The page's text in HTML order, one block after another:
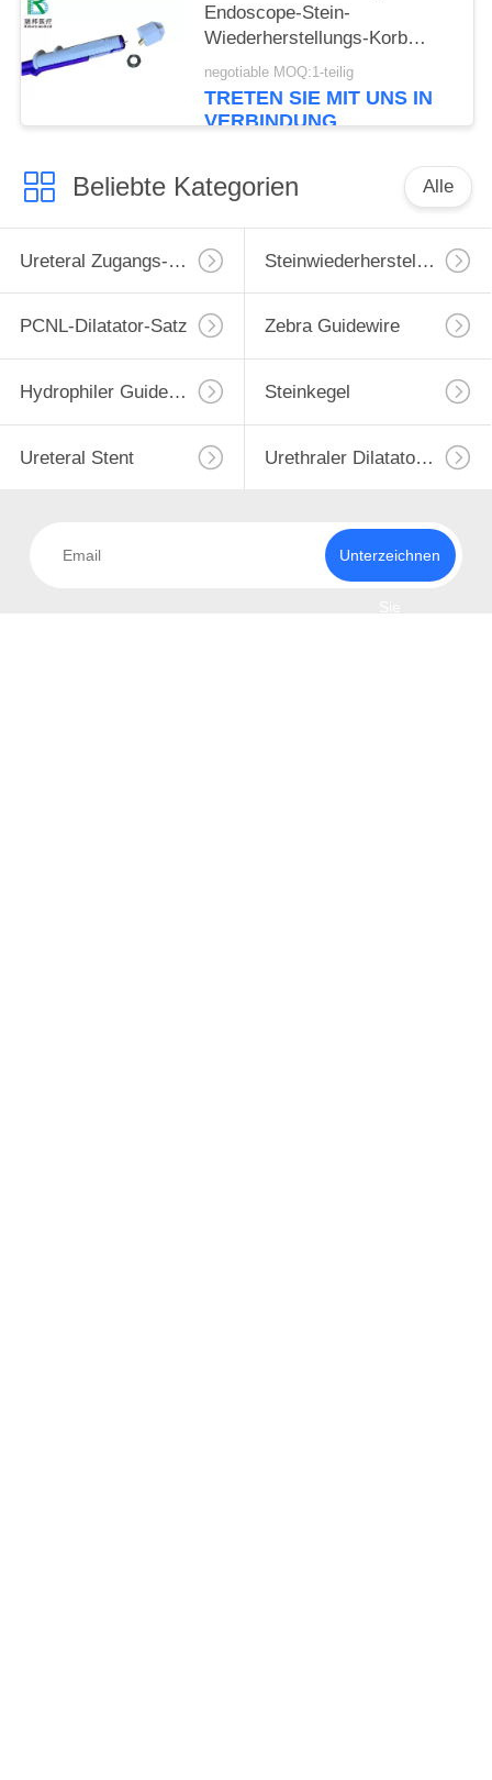
Endoscope-Stein-
Wiederherstellungs-Korb
Tipless Ngage
negotiable MOQ:1-teilig
TRETEN SIE MIT UNS IN
VERBINDUNG
Beliebte Kategorien Alle
Ureteral Zugangs-Hülle Steinwiederherstellungs-Korb
PCNL-Dilatator-Satz Zebra Guidewire
Hydrophiler Guidewire Steinkegel
Ureteral Stent Urethraler Dilatator-Satz
Unterzeichnen